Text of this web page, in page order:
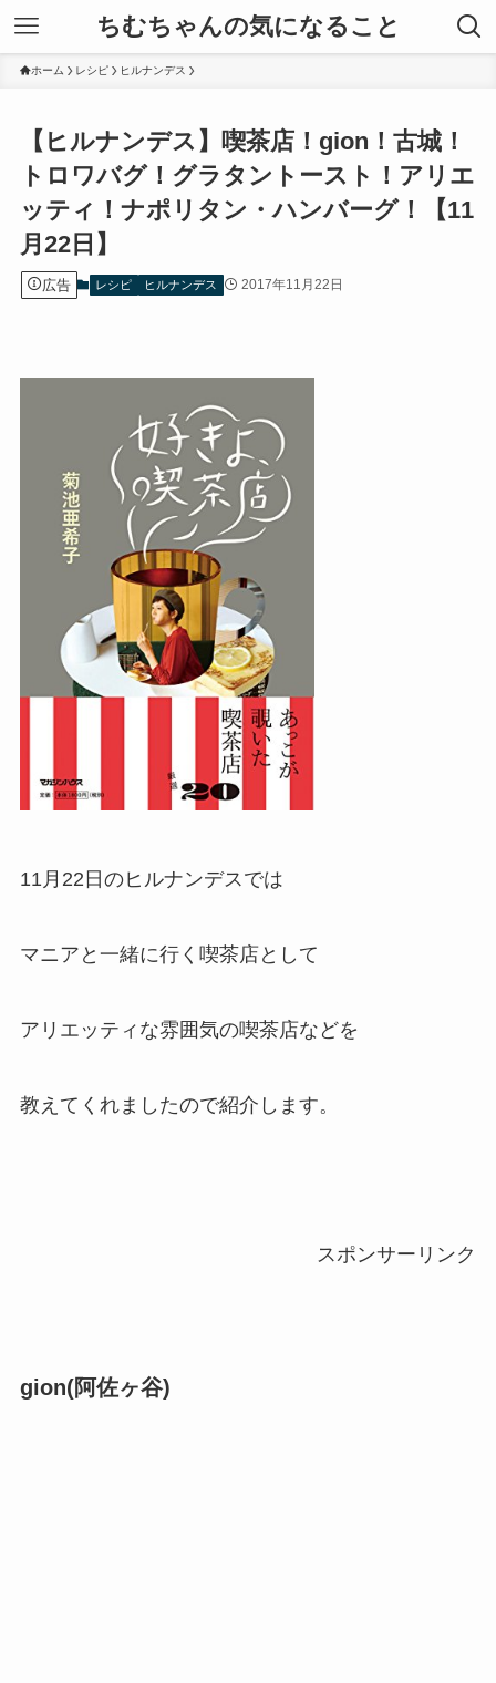
ちむちゃんの気になること
ホーム レシピ ヒルナンデス
【ヒルナンデス】喫茶店！gion！古城！
トロワバグ！グラタントースト！アリエ
ッティ！ナポリタン・ハンバーグ！【11
月22日】
広告 レシピ ヒルナンデス 2017年11月22日
11月22日のヒルナンデスでは
マニアと一緒に行く喫茶店として
アリエッティな雰囲気の喫茶店などを
教えてくれましたので紹介します。
スポンサーリンク
gion(阿佐ヶ谷)